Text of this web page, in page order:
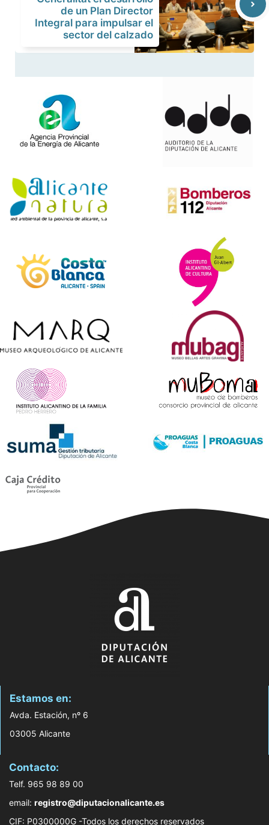
de un Plan Director
Integral para impulsar el
sector del calzado
Estamos en:
Avda. Estación, nº 6
03005 Alicante
Contacto:
Telf. 965 98 89 00
email: registro@diputacionalicante.es
CIF: P0300000G -Todos los derechos reservados